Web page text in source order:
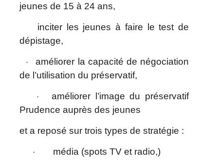
jeunes de 15 à 24 ans,
inciter les jeunes à faire le test de
dépistage,
·
améliorer la capacité de négociation
de l’utilisation du préservatif,
·
améliorer l’image du préservatif
Prudence auprès des jeunes
et a reposé sur trois types de stratégie :
· média (spots TV et radio,)